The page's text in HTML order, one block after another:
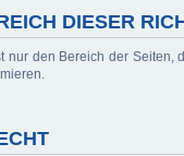
DIESER
nur den Bereich der Seiten,